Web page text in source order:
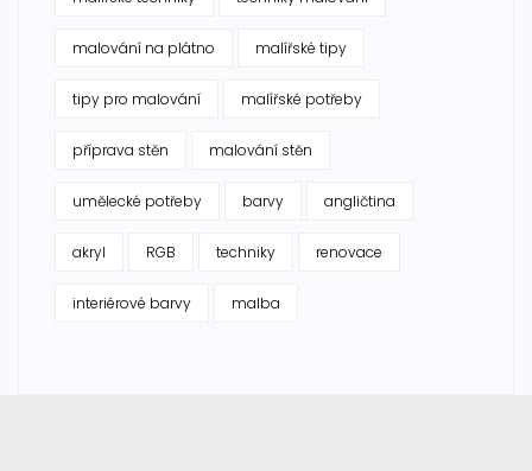
malování na plátno malířské tipy
tipy pro malování malířské potřeby
příprava stěn malování stěn
umělecké potřeby barvy angličtina
akryl RGB techniky renovace
interiérové barvy malba